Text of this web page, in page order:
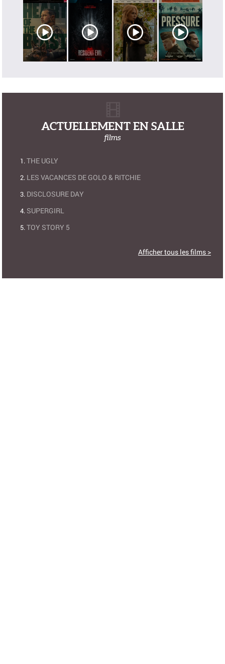
ACTUELLEMENT EN SALLE
films
THE UGLY
LES VACANCES DE GOLO & RITCHIE
DISCLOSURE DAY
SUPERGIRL
TOY STORY 5
Afficher tous les films >